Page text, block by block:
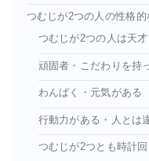
つむじが2つの人の性格的
つむじが2つの人は天才
頑固者・こだわりを持
わんぱく・元気がある
行動力がある・人とは
つむじが2つとも時計